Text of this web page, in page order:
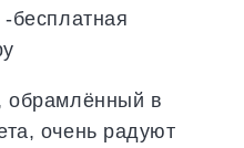
бесплатная
обрамлённый в
очень радуют